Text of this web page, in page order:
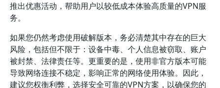
推出优惠活动，帮助用户以较低成本体验高质量的VPN服
务。
如果您仍然考虑使用破解版本，务必清楚其中存在的巨大
风险，包括但不限于：设备中毒、个人信息被窃取、账户
被封禁、法律责任等。更重要的是，使用非官方版本可能
导致网络连接不稳定，影响正常的网络使用体验。因此，
建议您权衡利弊，选择安全可靠的VPN方案，以确保您的